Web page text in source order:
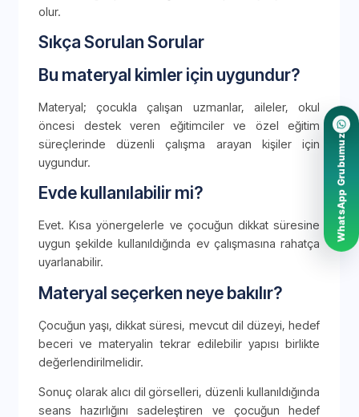
olur.
Sıkça Sorulan Sorular
Bu materyal kimler için uygundur?
Materyal; çocukla çalışan uzmanlar, aileler, okul
öncesi destek veren eğitimciler ve özel eğitim
süreçlerinde düzenli çalışma arayan kişiler için
uygundur.
Evde kullanılabilir mi?
Evet. Kısa yönergelerle ve çocuğun dikkat süresine
uygun şekilde kullanıldığında ev çalışmasına rahatça
uyarlanabilir.
Materyal seçerken neye bakılır?
Çocuğun yaşı, dikkat süresi, mevcut dil düzeyi, hedef
beceri ve materyalin tekrar edilebilir yapısı birlikte
değerlendirilmelidir.
Sonuç olarak alıcı dil görselleri, düzenli kullanıldığında
seans hazırlığını sadeleştiren ve çocuğun hedef
WhatsApp Grubumuz